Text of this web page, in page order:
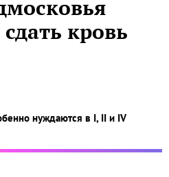
кровь
нуждаются в I, II и IV